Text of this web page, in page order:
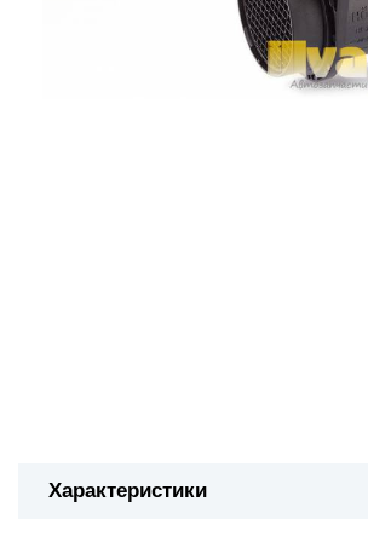
Характеристики